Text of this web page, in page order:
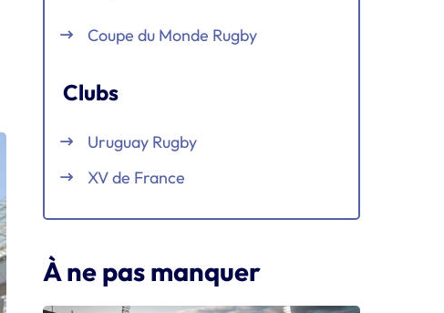
Coupe du Monde Rugby
Clubs
Uruguay Rugby
XV de France
À ne pas manquer